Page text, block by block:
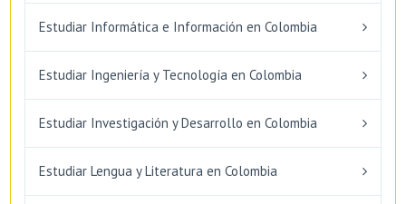
Estudiar Informática e Información en Colombia
Estudiar Ingeniería y Tecnología en Colombia
Estudiar Investigación y Desarrollo en Colombia
Estudiar Lengua y Literatura en Colombia